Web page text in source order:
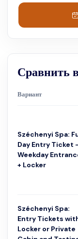
массажными
приятное? Все, что
также входит
неограниченное
Сравнить
Вариант
Széchenyi Spa:
Day Entry Ticket -
Weekday
+ Locker
Széchenyi Spa:
Entry Tickets
Locker or Private